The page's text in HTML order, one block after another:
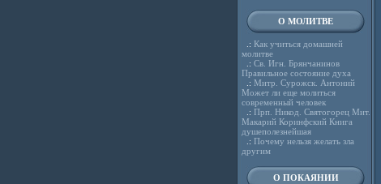
О МОЛИТВЕ
.: Как учиться домашней
молитве
.: Св. Игн. Брянчанинов
Правильное состояние духа
.: Митр. Сурожск. Антоний
Может ли еще молиться
современный человек
.: Прп. Никод. Святогорец Мит.
Макарий Коринфский Книга
душеполезнейшая
.: Почему нельзя желать зла
другим
О ПОКАЯНИИ